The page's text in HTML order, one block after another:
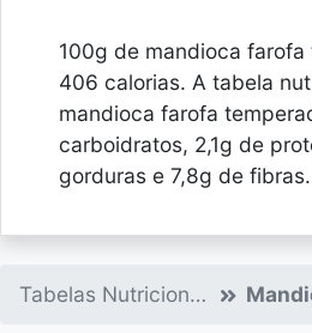
100g de mandioca
406 calorias. A tabela
mandioca farofa
carboidratos, 2,1g de
gorduras e 7,8g de fibras.
Tabelas Nutricionais